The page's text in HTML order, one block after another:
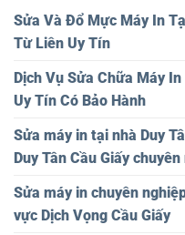
Sửa Và Đổ Mực Máy In
Từ Liên Uy Tín
Dịch Vụ Sửa Chữa Máy
Uy Tín Có Bảo Hành
Sửa máy in tại nhà Duy
Duy Tân Cầu Giấy
Sửa máy in chuyên
vực Dịch Vọng Cầu Giấy